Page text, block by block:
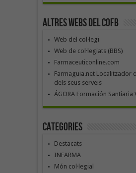
Altres webs del COFB
Web del col·legi
Web de col·legiats (BBS)
Farmaceuticonline.com
Farmaguia.net Localitzador
dels seus serveis
ÁGORA Formación Santiaria
Categories
Destacats
INFARMA
Món col·legial